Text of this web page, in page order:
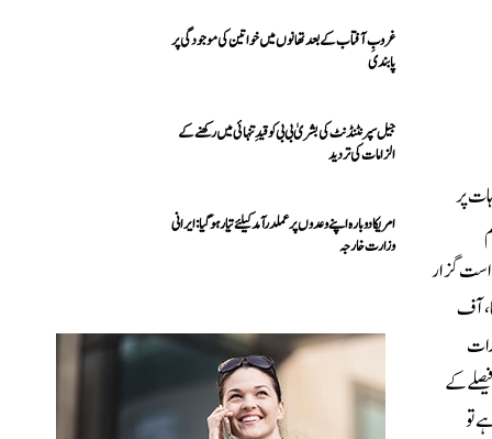
پر
گزار
آف
کے
تو
غروبِ آفتاب کے بعد تھانوں میں خواتین کی موجودگی پر
پابندی
جیل سپرنٹنڈنٹ کی بشریٰ بی بی کو قیدِ تنہائی میں رکھنے کے
الزامات کی تردید
امریکا دوبارہ اپنے وعدوں پر عملدرآمد کیلئے تیار ہو گیا: ایرانی
وزارت خارجہ